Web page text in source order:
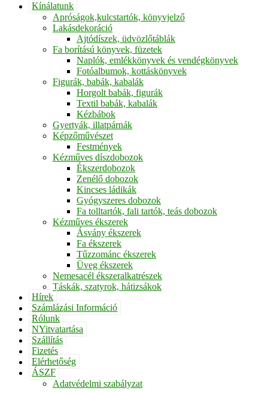
Kínálatunk
Apróságok,kulcstartók, könyvjelző
Lakásdekoráció
Ajtódíszek, üdvözlőtáblák
Fa borítású könyvek, füzetek
Naplók, emlékkönyvek és vendégkönyvek
Fotóalbumok, kottáskönyvek
Figurák, babák, kabalák
Horgolt babák, figurák
Textil babák, kabalák
Kézbábok
Gyertyák, illatpárnák
Képzőművészet
Festmények
Kézműves díszdobozok
Ékszerdobozok
Zenélő dobozok
Kincses ládikák
Gyógyszeres dobozok
Fa tolltartók, fali tartók, teás dobozok
Kézműves ékszerek
Ásvány ékszerek
Fa ékszerek
Tűzzománc ékszerek
Üveg ékszerek
Nemesacél ékszeralkatrészek
Táskák, szatyrok, hátizsákok
Hírek
Számlázási Információ
Rólunk
NYitvatartása
Szállítás
Fizetés
Elérhetőség
ÁSZF
Adatvédelmi szabályzat